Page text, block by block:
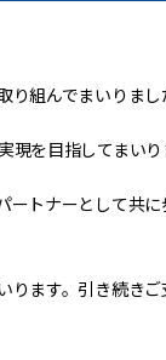
組んでまいりまし
を目指してまいり
トナーとして共
ます。引き続き